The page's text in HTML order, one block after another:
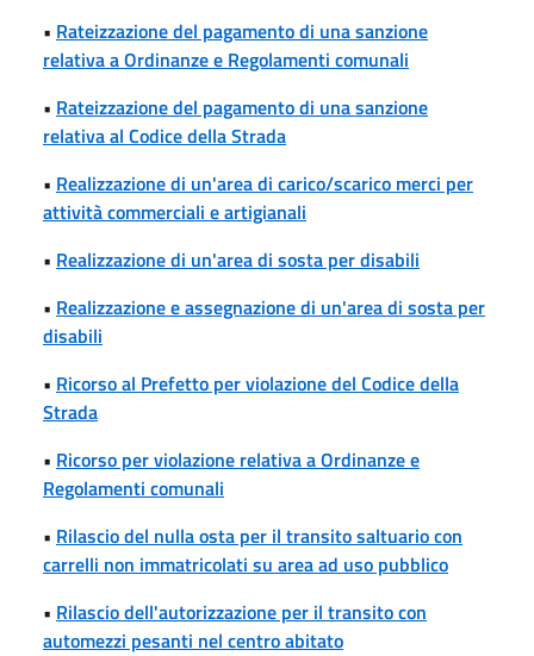
• Rateizzazione del pagamento di una sanzione
relativa a Ordinanze e Regolamenti comunali
• Rateizzazione del pagamento di una sanzione
relativa al Codice della Strada
• Realizzazione di un'area di carico/scarico merci per
attività commerciali e artigianali
• Realizzazione di un'area di sosta per disabili
• Realizzazione e assegnazione di un'area di sosta per
disabili
• Ricorso al Prefetto per violazione del Codice della
Strada
• Ricorso per violazione relativa a Ordinanze e
Regolamenti comunali
• Rilascio del nulla osta per il transito saltuario con
carrelli non immatricolati su area ad uso pubblico
• Rilascio dell'autorizzazione per il transito con
automezzi pesanti nel centro abitato